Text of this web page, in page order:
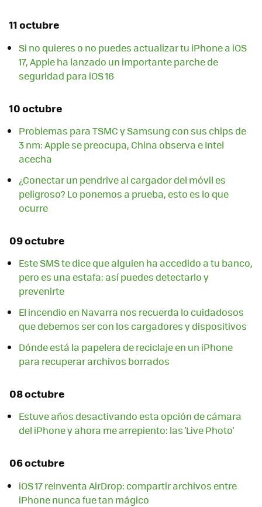
11 octubre
Si no quieres o no puedes actualizar tu iPhone a iOS
17, Apple ha lanzado un importante parche de
seguridad para iOS 16
10 octubre
Problemas para TSMC y Samsung con sus chips de
3 nm: Apple se preocupa, China observa e Intel
acecha
¿Conectar un pendrive al cargador del móvil es
peligroso? Lo ponemos a prueba, esto es lo que
ocurre
09 octubre
Este SMS te dice que alguien ha accedido a tu banco,
pero es una estafa: así puedes detectarlo y
prevenirte
El incendio en Navarra nos recuerda lo cuidadosos
que debemos ser con los cargadores y dispositivos
Dónde está la papelera de reciclaje en un iPhone
para recuperar archivos borrados
08 octubre
Estuve años desactivando esta opción de cámara
del iPhone y ahora me arrepiento: las 'Live Photo'
06 octubre
iOS 17 reinventa AirDrop: compartir archivos entre
iPhone nunca fue tan mágico